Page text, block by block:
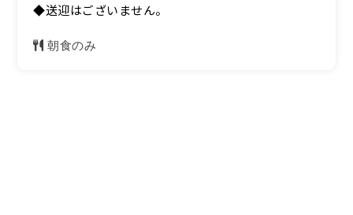
◆送迎はございません。
朝食のみ